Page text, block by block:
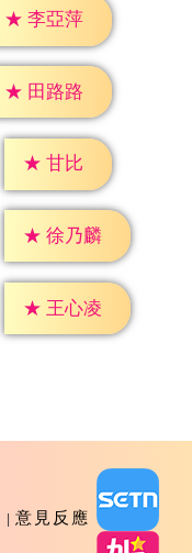
★ 李亞萍
★ 田路路
★ 甘比
★ 徐乃麟
★ 王心凌
意見反應